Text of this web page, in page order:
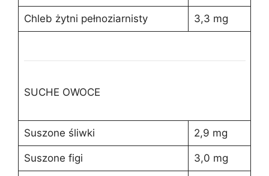
Chleb żytni pełnoziarnisty 3,3 mg
SUCHE OWOCE
Suszone śliwki 2,9 mg
Suszone figi 3,0 mg